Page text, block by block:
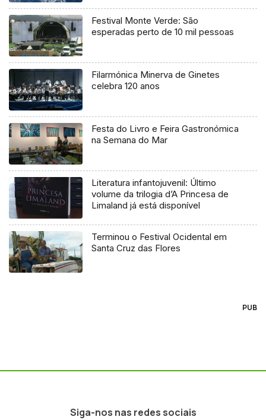
Festival Monte Verde: São
esperadas perto de 10 mil pessoas
Filarmónica Minerva de Ginetes
celebra 120 anos
Festa do Livro e Feira Gastronómica
na Semana do Mar
Literatura infantojuvenil: Último
volume da trilogia d’A Princesa de
Limaland já está disponível
Terminou o Festival Ocidental em
Santa Cruz das Flores
PUB
Siga-nos nas redes sociais